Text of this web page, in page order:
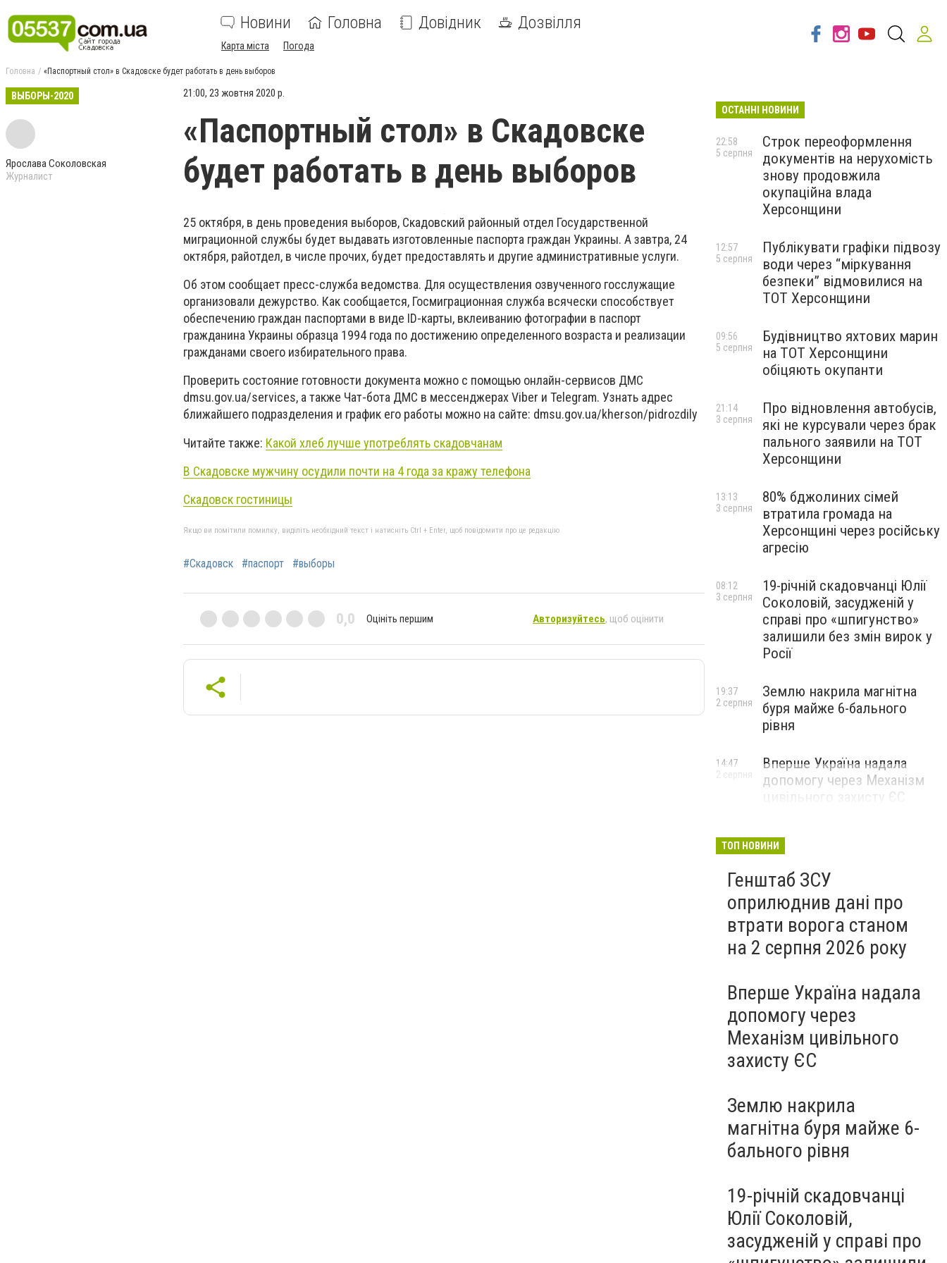
Новини Головна Довідник Дозвілля
Карта міста Погода
Головна «Паспортный стол» в Скадовске будет работать в день выборов
ВЫБОРЫ-2020
Ярослава Соколовская
Журналист
21:00, 23 жовтня 2020 р.
«Паспортный стол» в Скадовске
будет работать в день выборов
25 октября, в день проведения выборов, Скадовский районный отдел Государственной
миграционной службы будет выдавать изготовленные паспорта граждан Украины. А завтра, 24
октября, райотдел, в числе прочих, будет предоставлять и другие административные услуги.
Об этом сообщает пресс-служба ведомства. Для осуществления озвученного госслужащие
организовали дежурство. Как сообщается, Госмиграционная служба всячески способствует
обеспечению граждан паспортами в виде ID-карты, вклеиванию фотографии в паспорт
гражданина Украины образца 1994 года по достижению определенного возраста и реализации
гражданами своего избирательного права.
Проверить состояние готовности документа можно с помощью онлайн-сервисов ДМС
dmsu.gov.ua/services, а также Чат-бота ДМС в мессенджерах Viber и Telegram. Узнать адрес
ближайшего подразделения и график его работы можно на сайте: dmsu.gov.ua/kherson/pidrozdily
Читайте также: Какой хлеб лучше употреблять скадовчанам
В Скадовске мужчину осудили почти на 4 года за кражу телефона
Скадовск гостиницы
Якщо ви помітили помилку, виділіть необхідний текст і натисніть Ctrl + Enter, щоб повідомити про це редакцію
#Скадовск #паспорт #выборы
0,0 Оцініть першим Авторизуйтесь, щоб оцінити
ОСТАННІ НОВИНИ
Строк переоформлення
документів на нерухомість
знову продовжила
окупаційна влада
Херсонщини
22:58
5 серпня
Публікувати графіки підвозу
води через “міркування
безпеки” відмовилися на
ТОТ Херсонщини
12:57
5 серпня
Будівництво яхтових марин
на ТОТ Херсонщини
обіцяють окупанти
09:56
5 серпня
Про відновлення автобусів,
які не курсували через брак
пального заявили на ТОТ
Херсонщини
21:14
3 серпня
80% бджолиних сімей
втратила громада на
Херсонщині через російську
агресію
13:13
3 серпня
19-річній скадовчанці Юлії
Соколовій, засудженій у
справі про «шпигунство»
залишили без змін вирок у
Росії
08:12
3 серпня
Землю накрила магнітна
буря майже 6-бального
рівня
19:37
2 серпня
Вперше Україна надала
допомогу через Механізм
цивільного захисту ЄС
14:47
2 серпня
ТОП НОВИНИ
Генштаб ЗСУ
оприлюднив дані про
втрати ворога станом
на 2 серпня 2026 року
Вперше Україна надала
допомогу через
Механізм цивільного
захисту ЄС
Землю накрила
магнітна буря майже 6-
бального рівня
19-річній скадовчанці
Юлії Соколовій,
засудженій у справі про